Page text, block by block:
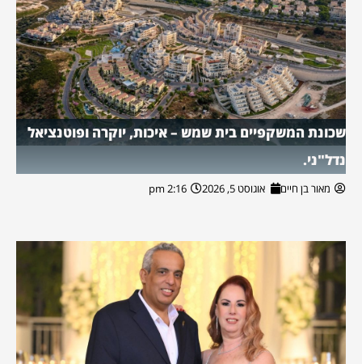
שכונת המשקפיים בית שמש – איכות, יוקרה ופוטנציאל
נדל"ני.
מאור בן חיים אוגוסט 5, 2026 2:16 pm